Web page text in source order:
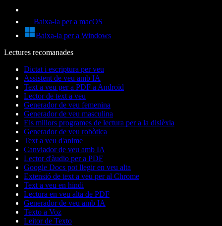
Baixa-la per a macOS
Baixa-la per a Windows
Lectures recomanades
Dictat i escriptura per veu
Assistent de veu amb IA
Text a veu per a PDF a Android
Lector de text a veu
Generador de veu femenina
Generador de veu masculina
Els millors programes de lectura per a la dislèxia
Generador de veu robòtica
Text a veu d'anime
Canviador de veu amb IA
Lector d'àudio per a PDF
Google Docs pot llegir en veu alta
Extensió de text a veu per al Chrome
Text a veu en hindi
Lectura en veu alta de PDF
Generador de veu amb IA
Texto a Voz
Leitor de Texto